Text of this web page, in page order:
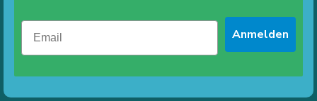
Anmelden